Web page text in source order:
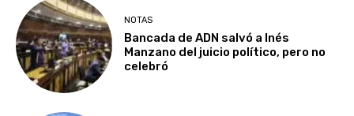
NOTAS
Bancada de ADN salvó a Inés
Manzano del juicio político, pero no
celebró